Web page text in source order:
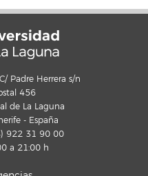
Padre Herrera s/n
456
de La Laguna
- España
922 31 90 00
a 21:00 h